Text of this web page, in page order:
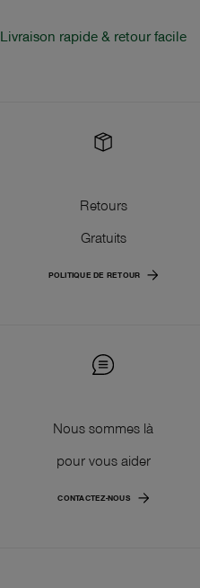
Livraison rapide & retour facile
Retours
Gratuits
POLITIQUE DE RETOUR
Nous sommes là
pour vous aider
CONTACTEZ-NOUS